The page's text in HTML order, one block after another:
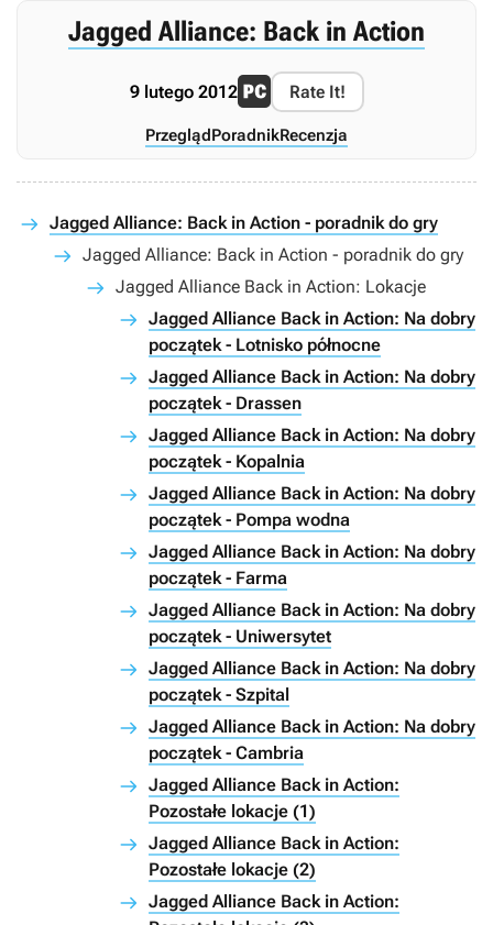
Jagged Alliance: Back in Action
9 lutego 2012 Rate It!
PrzeglądPoradnikRecenzja
Jagged Alliance: Back in Action - poradnik do gry
Jagged Alliance: Back in Action - poradnik do gry
Jagged Alliance Back in Action: Lokacje
Jagged Alliance Back in Action: Na dobry
początek - Lotnisko północne
Jagged Alliance Back in Action: Na dobry
początek - Drassen
Jagged Alliance Back in Action: Na dobry
początek - Kopalnia
Jagged Alliance Back in Action: Na dobry
początek - Pompa wodna
Jagged Alliance Back in Action: Na dobry
początek - Farma
Jagged Alliance Back in Action: Na dobry
początek - Uniwersytet
Jagged Alliance Back in Action: Na dobry
początek - Szpital
Jagged Alliance Back in Action: Na dobry
początek - Cambria
Jagged Alliance Back in Action:
Pozostałe lokacje (1)
Jagged Alliance Back in Action:
Pozostałe lokacje (2)
Jagged Alliance Back in Action: